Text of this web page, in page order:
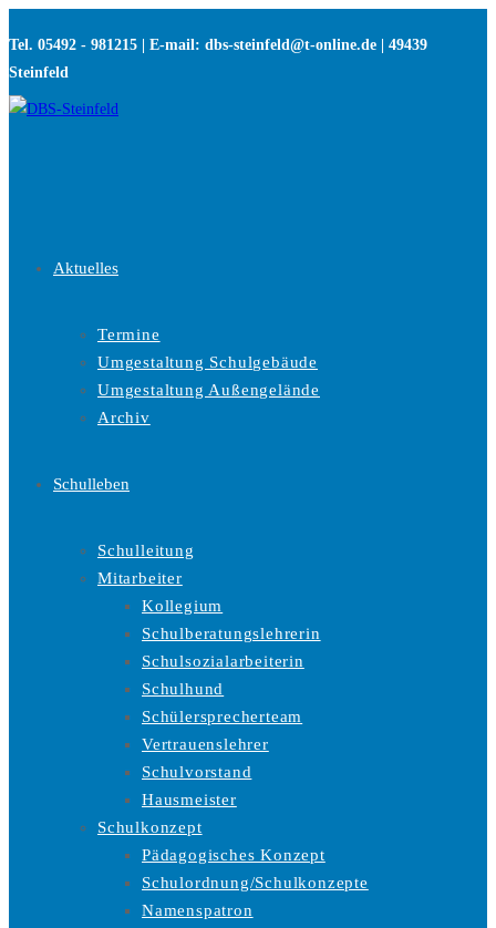
Inhalt
springen
Tel. 05492 - 981215 | E-mail: dbs-steinfeld@t-online.de | 49439
Steinfeld
Aktuelles
Termine
Umgestaltung Schulgebäude
Umgestaltung Außengelände
Archiv
Schulleben
Schulleitung
Mitarbeiter
Kollegium
Schulberatungslehrerin
Schulsozialarbeiterin
Schulhund
Schülersprecherteam
Vertrauenslehrer
Schulvorstand
Hausmeister
Schulkonzept
Pädagogisches Konzept
Schulordnung/Schulkonzepte
Namenspatron